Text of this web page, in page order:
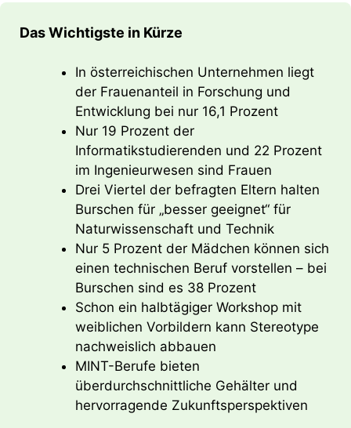
Das Wichtigste in Kürze
In österreichischen Unternehmen liegt
der Frauenanteil in Forschung und
Entwicklung bei nur 16,1 Prozent
Nur 19 Prozent der
Informatikstudierenden und 22 Prozent
im Ingenieurwesen sind Frauen
Drei Viertel der befragten Eltern halten
Burschen für „besser geeignet“ für
Naturwissenschaft und Technik
Nur 5 Prozent der Mädchen können sich
einen technischen Beruf vorstellen – bei
Burschen sind es 38 Prozent
Schon ein halbtägiger Workshop mit
weiblichen Vorbildern kann Stereotype
nachweislich abbauen
MINT-Berufe bieten
überdurchschnittliche Gehälter und
hervorragende Zukunftsperspektiven